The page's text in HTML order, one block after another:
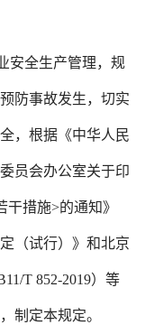
安全生产管理，规
防事故发生，切实
，根据《中华人民
员会办公室关于印
措施>的通知》
（试行）》和北京
T 852-2019）等
制定本规定。